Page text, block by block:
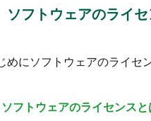
ソフトウェアのライ
めにソフトウェアのライセ
ソフトウェアのライセンスと